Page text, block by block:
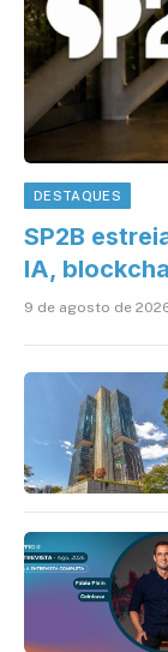
DESTAQUES
SP2B
IA,
9 de agosto de